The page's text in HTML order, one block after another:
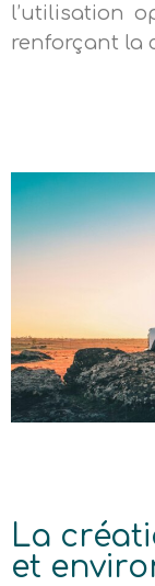
l’utilisation
renforçant la
La
et